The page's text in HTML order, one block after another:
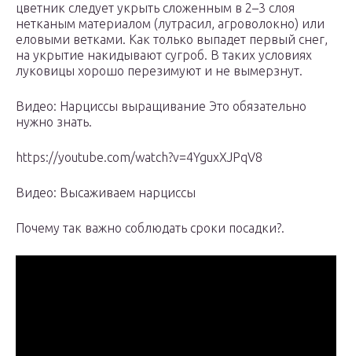
цветник следует укрыть сложенным в 2–3 слоя
нетканым материалом (лутрасил, агроволокно) или
еловыми ветками. Как только выпадет первый снег,
на укрытие накидывают сугроб. В таких условиях
луковицы хорошо перезимуют и не вымерзнут.
Видео: Нарциссы выращивание Это обязательно
нужно знать.
https://youtube.com/watch?v=4YguxXJPqV8
Видео: Высаживаем нарциссы
Почему так важно соблюдать сроки посадки?.